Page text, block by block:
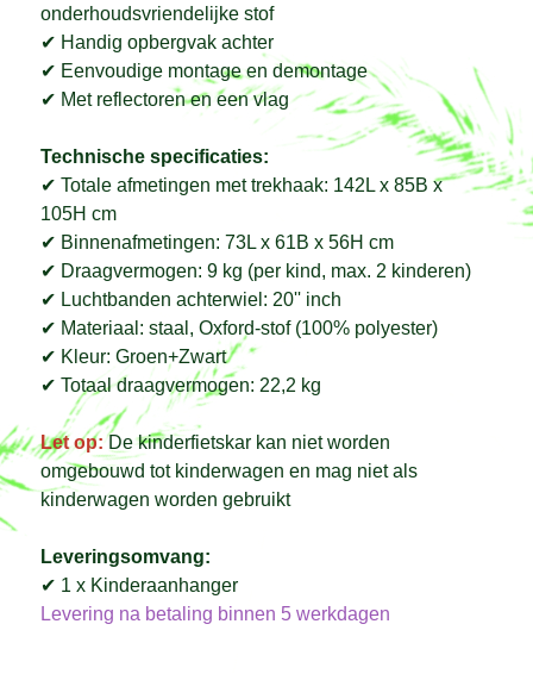
onderhoudsvriendelijke stof
✔ Handig opbergvak achter
✔ Eenvoudige montage en demontage
✔ Met reflectoren en een vlag
Technische specificaties:
✔ Totale afmetingen met trekhaak: 142L x 85B x
105H cm
✔ Binnenafmetingen: 73L x 61B x 56H cm
✔ Draagvermogen: 9 kg (per kind, max. 2 kinderen)
✔ Luchtbanden achterwiel: 20'' inch
✔ Materiaal: staal, Oxford-stof (100% polyester)
✔ Kleur: Groen+Zwart
✔ Totaal draagvermogen: 22,2 kg
Let op:De kinderfietskar kan niet worden
omgebouwd tot kinderwagen en mag niet als
kinderwagen worden gebruikt
Leveringsomvang:
✔ 1 x Kinderaanhanger
Levering na betaling binnen 5 werkdagen